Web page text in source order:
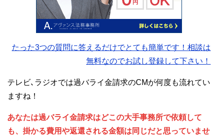
たった3つの質問に答えるだけでとても簡単です！相談は
無料なのでお試し登録して下さい！
テレビ､ラジオでは過バライ金請求のCMが何度も流れてい
ますね！
あなたは過バライ金請求はどこの大手事務所で依頼して
も、掛かる費用や返還される金額は同じだと思っていませ